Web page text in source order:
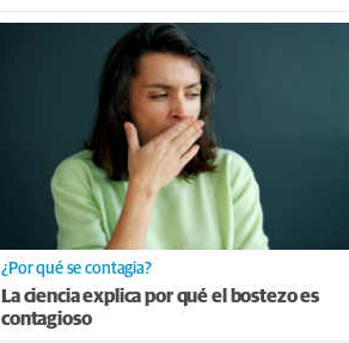
¿Por qué se contagia?
La ciencia explica por qué el bostezo es
contagioso